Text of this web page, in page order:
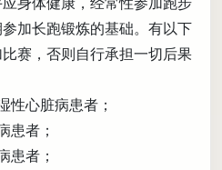
加长跑锻炼的基础。有以下
赛，否则自行承担一切后果
性心脏病患者；
患者；
患者；